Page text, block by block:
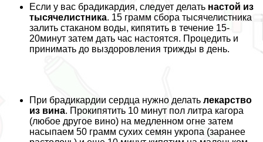
Если у вас брадикардия, следует делать настой из
тысячелистника. 15 грамм сбора тысячелистника
залить стаканом воды, кипятить в течение 15-
20минут затем дать час настоятся. Процедить и
принимать до выздоровления трижды в день.
При брадикардии сердца нужно делать лекарство
из вина. Прокипятить 10 минут пол литра кагора
(любое другое вино) на медленном огне затем
насыпаем 50 грамм сухих семян укропа (заранее